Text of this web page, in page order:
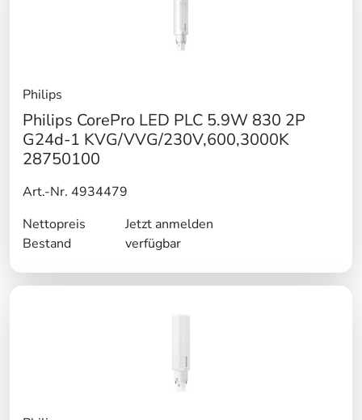
Philips
Philips CorePro LED PLC 5.9W 830 2P
G24d-1 KVG/VVG/230V,600,3000K
28750100
Art.-Nr. 4934479
Nettopreis
Jetzt anmelden
Bestand
verfügbar